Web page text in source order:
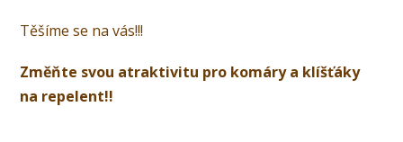
Těšíme se na vás!!!
Změňte svou atraktivitu pro komáry a klíšťáky
na repelent!!